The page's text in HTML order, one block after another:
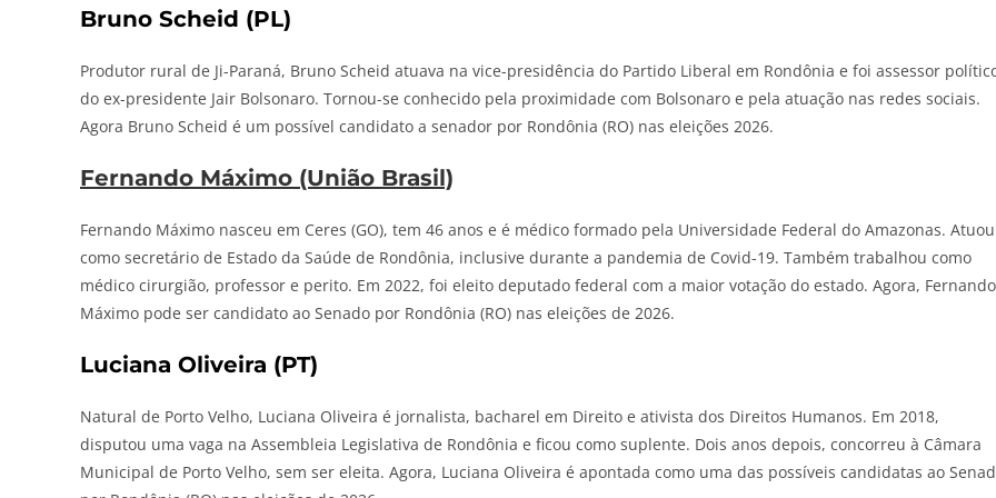
Bruno Scheid (PL)
Produtor rural de Ji-Paraná, Bruno Scheid atuava na vice-presidência do Partido Liberal em Rondônia e foi assessor
do ex-presidente Jair Bolsonaro. Tornou-se conhecido pela proximidade com Bolsonaro e pela atuação nas redes sociais.
Agora Bruno Scheid é um possível candidato a senador por Rondônia (RO) nas eleições 2026.
Fernando Máximo (União Brasil)
Fernando Máximo nasceu em Ceres (GO), tem 46 anos e é médico formado pela Universidade Federal do Amazonas. Atuou
como secretário de Estado da Saúde de Rondônia, inclusive durante a pandemia de Covid-19. Também trabalhou como
médico cirurgião, professor e perito. Em 2022, foi eleito deputado federal com a maior votação do estado. Agora, Fernando
Máximo pode ser candidato ao Senado por Rondônia (RO) nas eleições de 2026.
Luciana Oliveira (PT)
Natural de Porto Velho, Luciana Oliveira é jornalista, bacharel em Direito e ativista dos Direitos Humanos. Em 2018,
disputou uma vaga na Assembleia Legislativa de Rondônia e ficou como suplente. Dois anos depois, concorreu à Câmara
Municipal de Porto Velho, sem ser eleita. Agora, Luciana Oliveira é apontada como uma das possíveis candidatas ao